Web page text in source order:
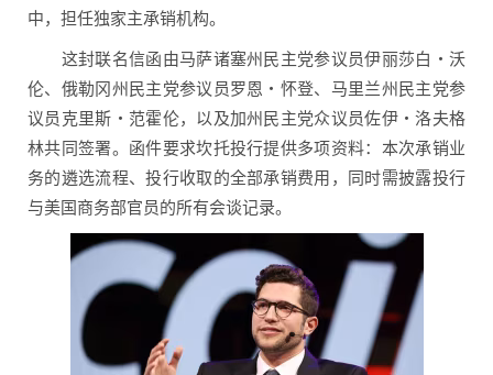
中，担任独家主承销机构。
这封联名信函由马萨诸塞州民主党参议员伊丽莎白・沃
伦、俄勒冈州民主党参议员罗恩・怀登、马里兰州民主党参
议员克里斯・范霍伦，以及加州民主党众议员佐伊・洛夫格
林共同签署。函件要求坎托投行提供多项资料：本次承销业
务的遴选流程、投行收取的全部承销费用，同时需披露投行
与美国商务部官员的所有会谈记录。